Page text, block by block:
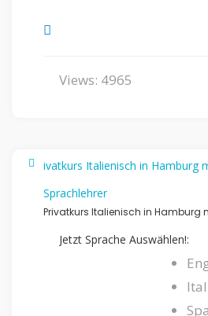
Views: 4965
Sprachlehrer
Privatkurs Italienisch in Hamburg
Jetzt Sprache Auswählen!: